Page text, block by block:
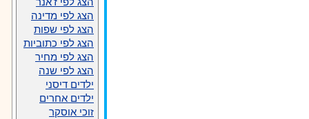
הצג לפי מדינה
הצג לפי שפות
הצג לפי כתוביות
הצג לפי מחיר
הצג לפי שנה
ילדים דיסני
ילדים אחרים
זוכי אוסקר